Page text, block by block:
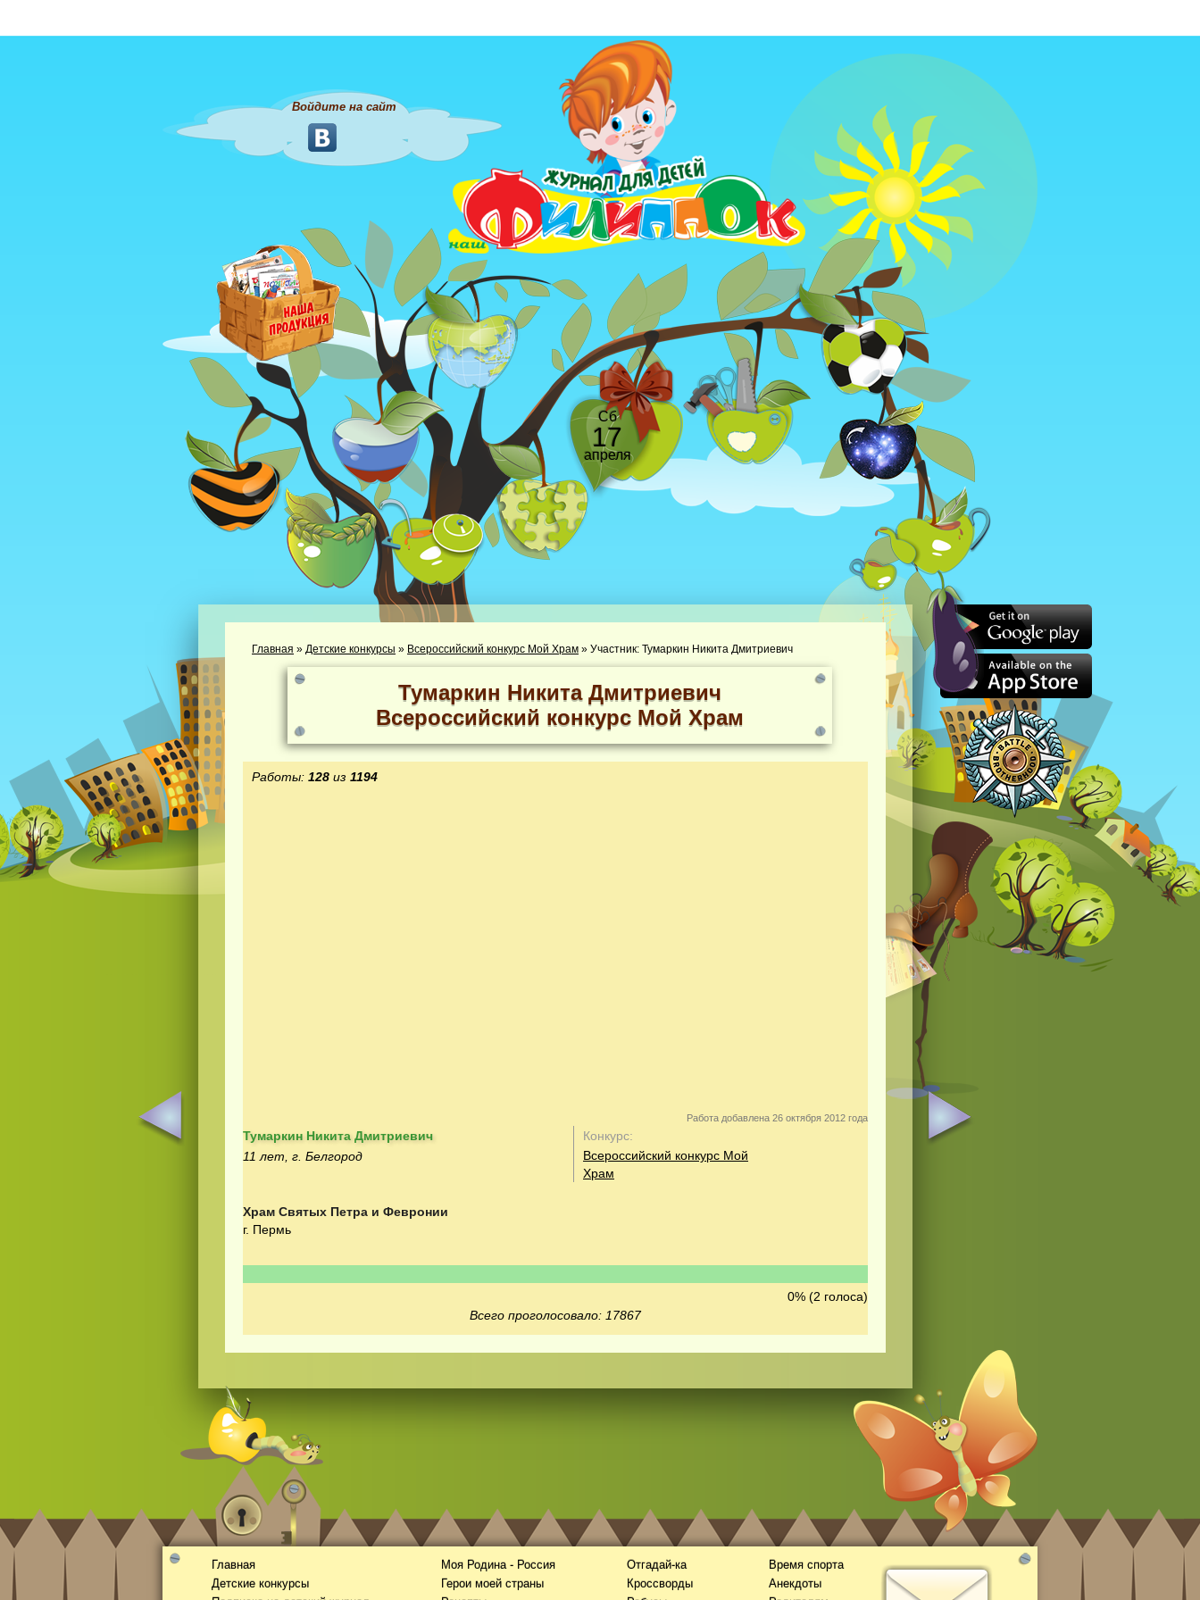
Войдите на сайт
Сб
17
апреля
Главная » Детские конкурсы » Всероссийский конкурс Мой Храм » Участник: Тумаркин Никита Дмитриевич
Тумаркин Никита Дмитриевич
Всероссийский конкурс Мой Храм
Работы: 128 из 1194
Работа добавлена 26 октября 2012 года
Тумаркин Никита Дмитриевич
11 лет, г. Белгород
Конкурс:
Всероссийский конкурс Мой
Храм
Храм Святых Петра и Февронии
г. Пермь
0% (2 голоса)
Всего проголосовало: 17867
Главная
Детские конкурсы
Моя Родина - Россия
Герои моей страны
Отгадай-ка
Кроссворды
Время спорта
Анекдоты